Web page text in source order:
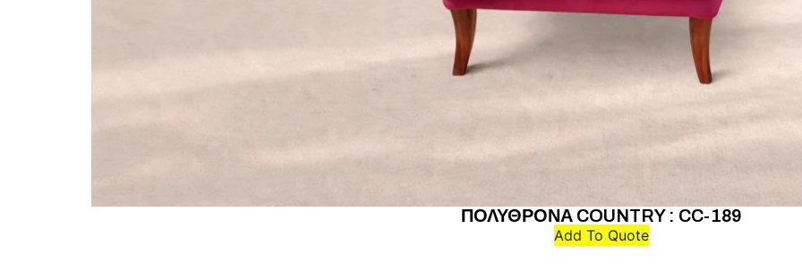
ΠΟΛΥΘΡΟΝΑ COUNTRY : CC-189
Add To Quote